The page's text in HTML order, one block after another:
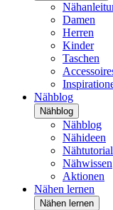
Damen
Herren
Kinder
Taschen
Nähblog
Nähblog
Nähblog
Nähideen
Nähwissen
Aktionen
Nähen lernen
Nähen lernen